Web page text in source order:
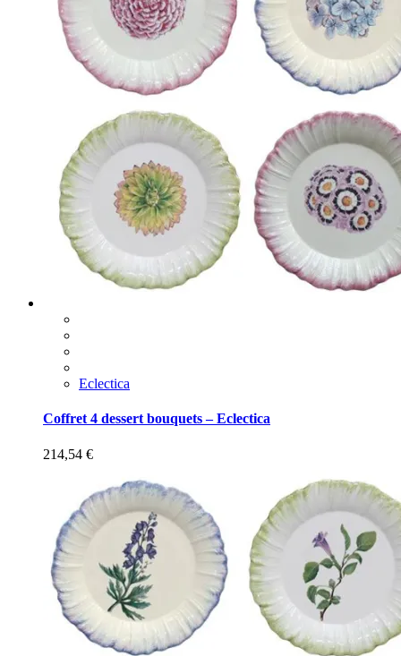
Eclectica
Coffret 4 dessert bouquets – Eclectica
214,54 €